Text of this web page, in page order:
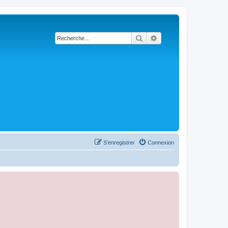
Rechercher
Connexion
S’enregistrer